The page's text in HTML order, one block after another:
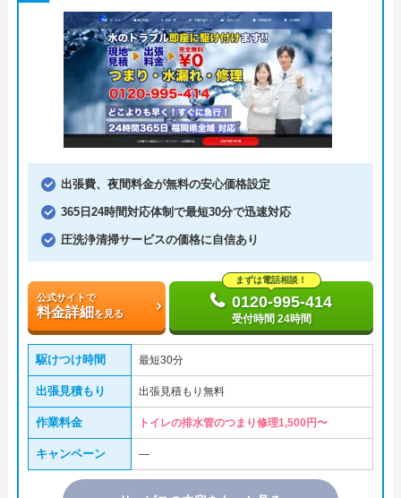
出張費、夜間料金が無料の安心価格設定
365日24時間対応体制で最短30分で迅速対応
圧洗浄清掃サービスの価格に自信あり
公式サイトで
料金詳細を見る
まずは電話相談！
0120-995-414
受付時間 24時間
駆けつけ時間 最短30分
出張見積もり 出張見積もり無料
作業料金 トイレの排水管のつまり修理1,500円〜
キャンペーン ―